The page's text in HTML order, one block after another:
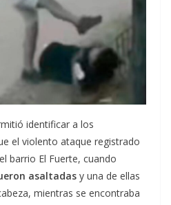
identificar a los
el violento ataque registrado
barrio El Fuerte, cuando
asaltadas y una de ellas
mientras se encontraba